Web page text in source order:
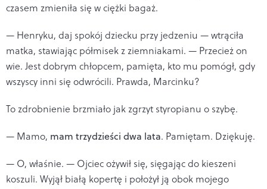
czasem zmieniła się w ciężki bagaż.
— Henryku, daj spokój dziecku przy jedzeniu — wtrąciła
matka, stawiając półmisek z ziemniakami. — Przecież on
wie. Jest dobrym chłopcem, pamięta, kto mu pomógł, gdy
wszyscy inni się odwrócili. Prawda, Marcinku?
To zdrobnienie brzmiało jak zgrzyt styropianu o szybę.
— Mamo, mam trzydzieści dwa lata. Pamiętam. Dziękuję.
— O, właśnie. — Ojciec ożywił się, sięgając do kieszeni
koszuli. Wyjął białą kopertę i położył ją obok mojego